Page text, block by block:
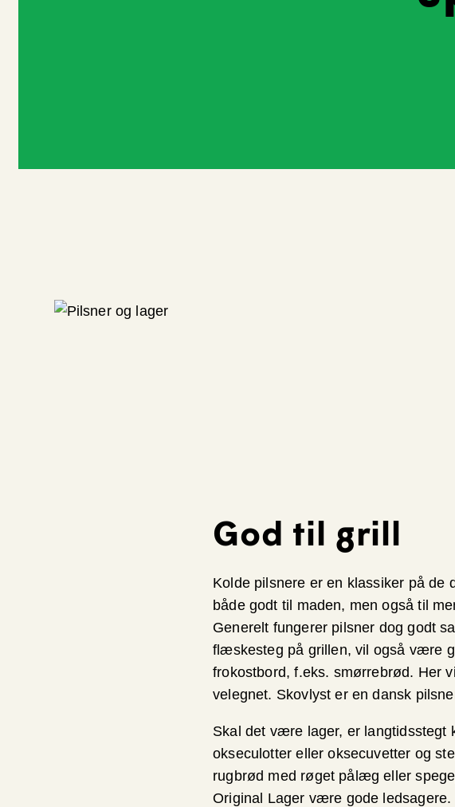
God til grill
Kolde pilsnere er en klassiker på de
både godt til maden, men også til
Generelt fungerer pilsner dog godt
flæskesteg på grillen, vil også være
frokostbord, f.eks. smørrebrød. Her
velegnet. Skovlyst er en dansk
Skal det være lager, er langtidsstegt
okseculotter eller oksecuvetter og
rugbrød med røget pålæg eller
Original Lager være gode ledsagere.